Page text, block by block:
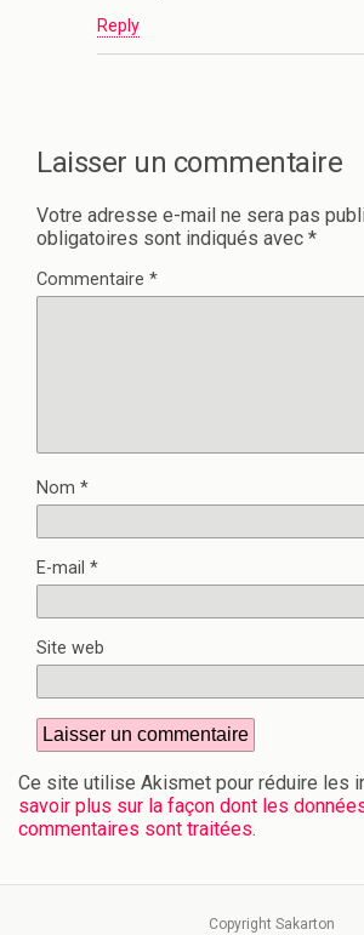
Reply
Laisser un commentaire
Votre adresse e-mail ne sera pas
obligatoires sont indiqués avec *
Commentaire *
Nom *
E-mail *
Site web
Ce site utilise Akismet pour réduire les
savoir plus sur la façon dont les
commentaires sont traitées.
Copyright Sakarton